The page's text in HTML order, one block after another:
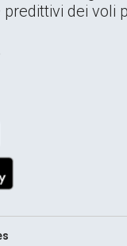
predittivi dei voli